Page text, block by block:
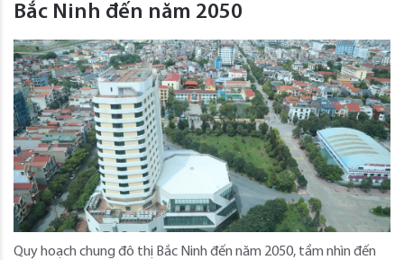
Bắc Ninh đến năm 2050
Quy hoạch chung đô thị Bắc Ninh đến năm 2050, tầm nhìn đến